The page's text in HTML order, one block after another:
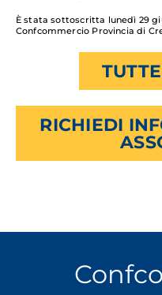
È stata sottoscritta lunedì 29
Confcommercio Provincia di
RICHIEDI